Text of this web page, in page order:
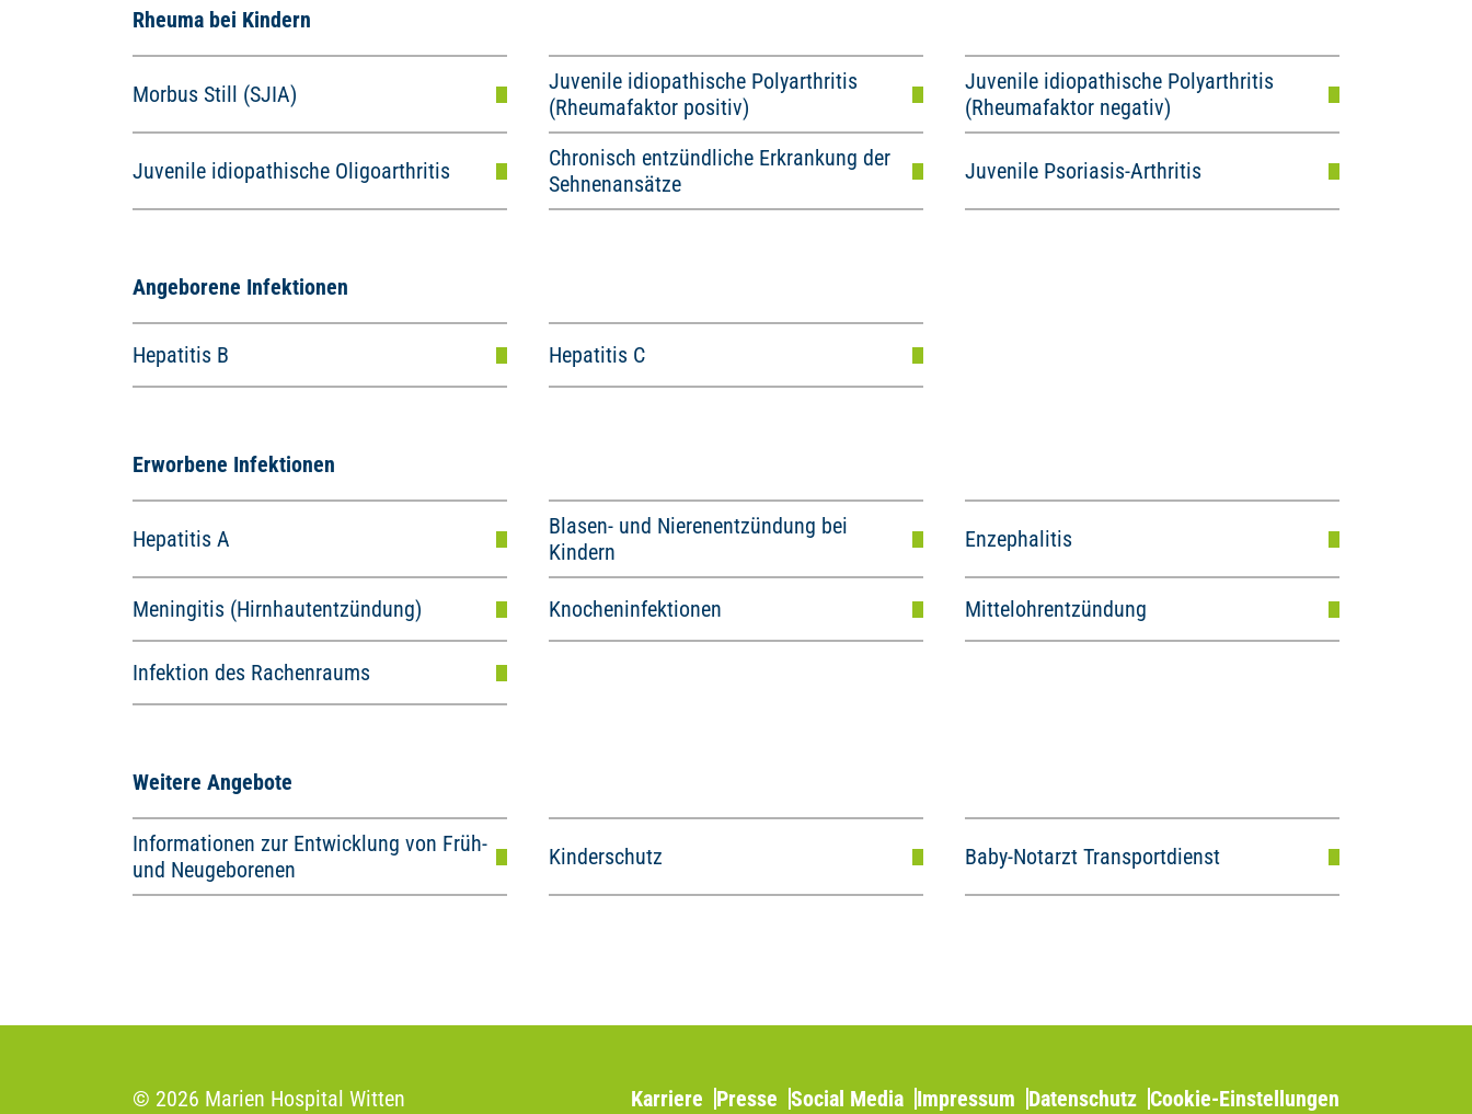
Rheuma bei Kindern
Morbus Still (SJIA)
Juvenile idiopathische Polyarthritis
(Rheumafaktor positiv)
Juvenile idiopathische Polyarthritis
(Rheumafaktor negativ)
Juvenile idiopathische Oligoarthritis
Chronisch entzündliche Erkrankung der
Sehnenansätze
Juvenile Psoriasis-Arthritis
Angeborene Infektionen
Hepatitis B Hepatitis C
Erworbene Infektionen
Hepatitis A
Blasen- und Nierenentzündung bei
Kindern
Enzephalitis
Meningitis (Hirnhautentzündung) Knocheninfektionen Mittelohrentzündung
Infektion des Rachenraums
Weitere Angebote
Informationen zur Entwicklung von Früh-
und Neugeborenen
Kinderschutz Baby-Notarzt Transportdienst
© 2026 Marien Hospital Witten Karriere Presse Social Media Impressum Datenschutz Cookie-Einstellungen